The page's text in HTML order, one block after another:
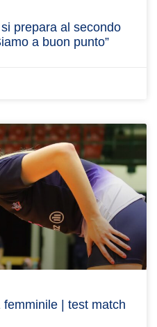
prepara al secondo
a buon punto”
| test match